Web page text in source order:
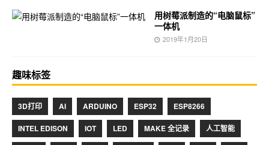
用树莓派制造的“电脑鼠标”
一体机
2019年1月20日
趣味标签
3D打印 AI ARDUINO ESP32 ESP8266
INTEL EDISON IOT LED MAKE 全记录 人工智能